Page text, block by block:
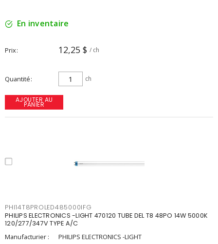
En inventaire
Prix 12,25 $ / ch
Quantité ch
AJOUTER AU
PANIER
PHI14T8PROLED485000IFG
PHILIPS ELECTRONICS -LIGHT 470120 TUBE DEL T8 48PO 14W 5000K
120/277/347V TYPE A/C
Manufacturier :
PHILIPS ELECTRONICS -LIGHT